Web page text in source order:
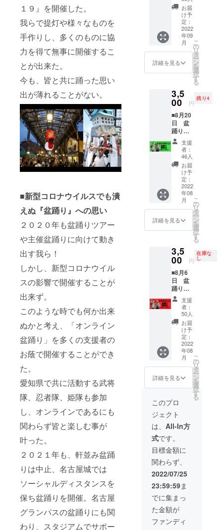
１９』を開催した。
我らで提灯や様々なものを
手作りし、多くのものに協
力を得て無事に開催するこ
とが出来た。
今も、皆と共に踊った思い
出が薄れることがない。
■新型コロナウイルスでも潰
えぬ『盆踊り』への思い
２０２０年も盆踊りツアー
や主催盆踊りに向けて動き
出す我ら！
しかし、新型コロナウイル
スの影響で開催することが
出来ず。
このような時でも何か出来
ぬかと考え、「オンライン
盆踊り」を多くの支援者の
お蔭で開催することができ
た。
愛知県で共に活動する武将
隊、忍者隊、姫隊も参加
し、オンラインであるにも
関わらず皆と楽しむ事が
叶った。
２０２１年も、軒並み盆踊
りは中止、名古屋城では
ソーシャルディスタンスを
保ち盆踊りを開催。名古屋
グランパスの盆踊りにも関
わり、スタジアムでサポー
り大会
(うちわ
お渡し
日)」 日
程：9月
時間：
16：00
所：な
ごの
キャン
パス グ
ラウン
ド／う
ちわ受
(名古
屋市西
区那古
野2丁目
14−1) ※
うちわ
ダムに
なりま
将隊メ
ンバー
の指名
はでき
ません
※当日お
渡しす
るメン
バーの
指名は
できま
せん ※
盆踊り
大会が
中止に
なった
場合は
うちわ
のお渡
しも中
止とな
り、郵
送させ
て頂き
ます
わ」
サイ
ズ：
横:243
縦:345
mm(持
つ部分
130mm
) 骨材
リプロ
ピレン
はラン
ダムに
なりま
す。武
将隊メ
ンバー
の指名
はでき
ません
リジナ
ル手ぬ
ぐいで
す。
「手ぬ
ぐい」
生地サ
イズ：
約
材：
文 綿
100％
お届
け予
定：
2022
年09
月
詳細を見る
こ
の
リ
タ
ー
ン
を
選
択
す
る
3,5
00 円
残り4
■8月20
日 盆
踊り練
習会参
加券・
手ぬぐ
い付き
(限定50
人) 本番
前に武
将隊と
一緒に
盆踊り
の練習
をしよ
あとは
参加し
た武将
隊メン
バーひ
とりと
写真が
撮れま
す 沢山
の方に
購入い
ただき
たい
為、お
一人様1
回のみ
の購入
願いい
す ※手
ぬぐい
はリ
ターン
にある
ものと
同じで
す 「盆
習会」
日程：8
月20日
（土）
時間：
19：00
支援
者：
46人
お届
け予
定：
2022
年08
月
詳細を見る
こ
の
リ
タ
ー
ン
を
選
択
す
る
3,5
00 円
在庫な
し
■8月6
日 盆
踊り練
習会参
加券・
手ぬぐ
い付き
(限定50
人) 本番
前に武
将隊と
一緒に
盆踊り
の練習
をしよ
習会の
あとは
参加し
た武将
隊メン
バーひ
とりと
写真が
撮れま
す 沢山
の方に
購入い
ただき
たい
為、お
一人様1
回のみ
支援
者：
50人
お届
け予
定：
2022
年08
月
詳細を見る
こ
の
リ
タ
ー
ン
を
選
択
す
る
このプロ
ジェクト
は、 All-In方
式です。
目標金額に
関わらず、
2022/07/25
23:59:59ま
でに集まっ
た金額が
ファンディ